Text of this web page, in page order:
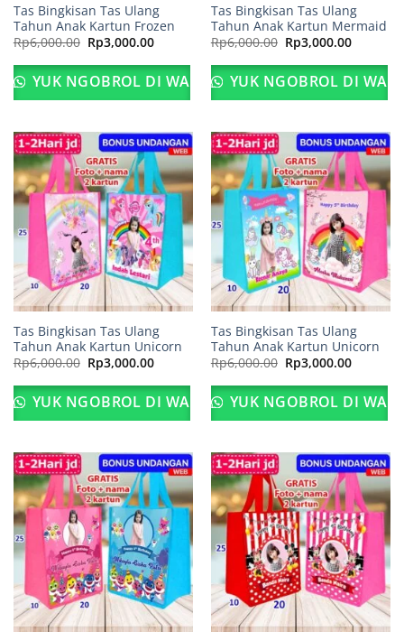
Tas Bingkisan Tas Ulang
Tahun Anak Kartun Frozen
Rp6,000.00 Harga
aslinya
adalah:
Rp6,000.00.
Rp3,000.00Harga
ini
adalah:
Rp3,000.00.
YUK NGOBROL DI WA
Tas Bingkisan Tas Ulang
Tahun Anak Kartun Mermaid
Rp6,000.00 Harga
aslinya
adalah:
Rp6,000.00.
Rp3,000.00Harga
ini
adalah:
YUK NGOBROL DI WA
Tas Bingkisan Tas Ulang
Tahun Anak Kartun Unicorn
Rp6,000.00 Harga
aslinya
adalah:
Rp6,000.00.
Rp3,000.00Harga
ini
adalah:
Rp3,000.00.
YUK NGOBROL DI WA
Tas Bingkisan Tas Ulang
Tahun Anak Kartun Unicorn
Rp6,000.00 Harga
aslinya
adalah:
Rp6,000.00.
Rp3,000.00Harga
ini
adalah:
YUK NGOBROL DI WA